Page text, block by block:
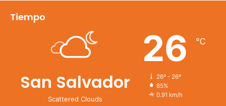
Tiempo
San Salvador
Scattered Clouds
26 ℃
26º - 26º
85%
0.91 km/h